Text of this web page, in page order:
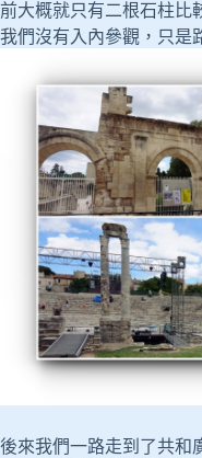
前大概就只有二根石柱比
我們沒有入內參觀，只是
後來我們一路走到了共和